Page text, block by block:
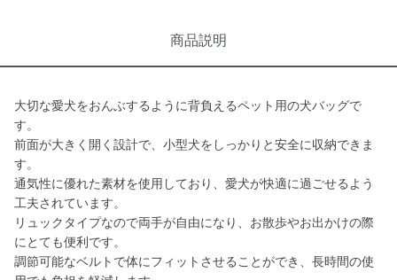
商品説明
大切な愛犬をおんぶするように背負えるペット用の犬バッグで
す。
前面が大きく開く設計で、小型犬をしっかりと安全に収納できま
す。
通気性に優れた素材を使用しており、愛犬が快適に過ごせるよう
工夫されています。
リュックタイプなので両手が自由になり、お散歩やお出かけの際
にとても便利です。
調節可能なベルトで体にフィットさせることができ、長時間の使